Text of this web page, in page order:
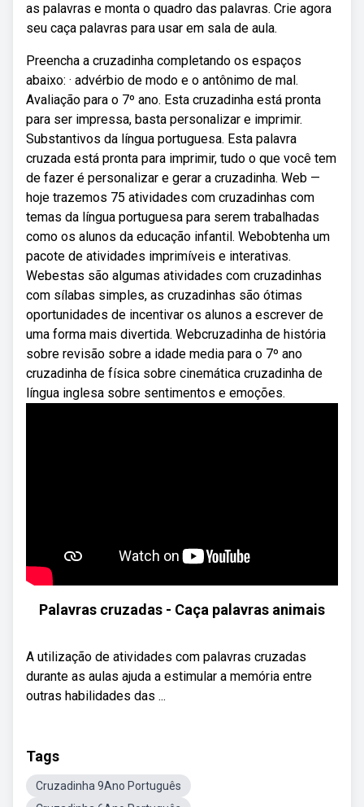
as palavras e monta o quadro das palavras. Crie agora
seu caça palavras para usar em sala de aula.
Preencha a cruzadinha completando os espaços
abaixo: · advérbio de modo e o antônimo de mal.
Avaliação para o 7º ano. Esta cruzadinha está pronta
para ser impressa, basta personalizar e imprimir.
Substantivos da língua portuguesa. Esta palavra
cruzada está pronta para imprimir, tudo o que você tem
de fazer é personalizar e gerar a cruzadinha. Web —
hoje trazemos 75 atividades com cruzadinhas com
temas da língua portuguesa para serem trabalhadas
como os alunos da educação infantil. Webobtenha um
pacote de atividades imprimíveis e interativas.
Webestas são algumas atividades com cruzadinhas
com sílabas simples, as cruzadinhas são ótimas
oportunidades de incentivar os alunos a escrever de
uma forma mais divertida. Webcruzadinha de história
sobre revisão sobre a idade media para o 7º ano
cruzadinha de física sobre cinemática cruzadinha de
língua inglesa sobre sentimentos e emoções.
Palavras cruzadas - Caça palavras animais
A utilização de atividades com palavras cruzadas
durante as aulas ajuda a estimular a memória entre
outras habilidades das ...
Tags
Cruzadinha 9Ano Português